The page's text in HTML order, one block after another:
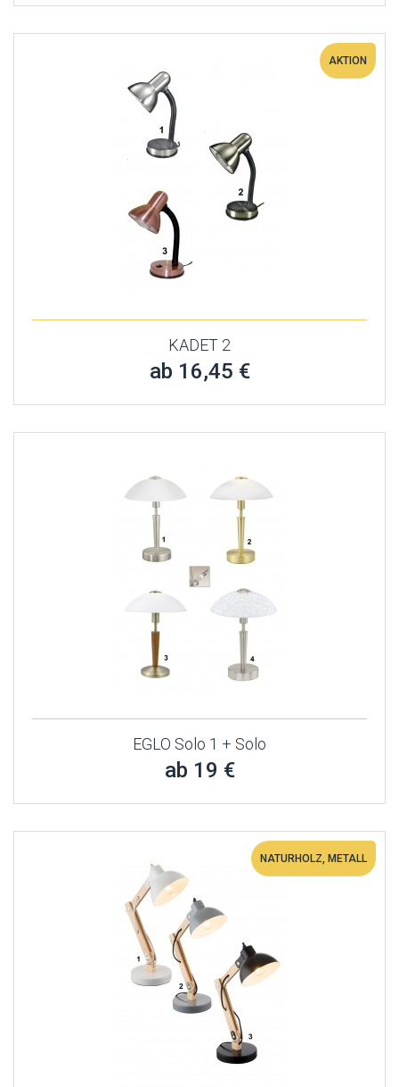
AKTION
KADET 2
ab 16,45 €
EGLO Solo 1 + Solo
ab 19 €
NATURHOLZ, METALL